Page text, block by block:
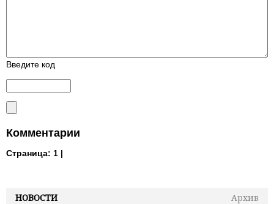
НОВОСТИ
Архив
Введите код
Комментарии
Страница: 1 |